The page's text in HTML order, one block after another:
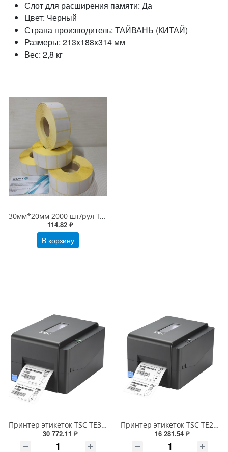
Слот для расширения памяти: Да
Цвет: Черный
Страна производитель: ТАЙВАНЬ (КИТАЙ)
Размеры: 213x188x314 мм
Вес: 2,8 кг
30мм*20мм 2000 шт/рул ТермоТрансферные этикетки ПолуГлянец 30х20 Бумага 30*20
114.82 ₽
В корзину
Принтер этикеток TSC TE300 (термотрансферный, печать 300dpi, USB) 99-065A701-00LF00
30 772.11 ₽
Принтер этикеток TSC TE200 (термотрансферный, 203dpi, 99-065A101-R0LF05, 99-065A101-R0LF00)
16 281.54 ₽